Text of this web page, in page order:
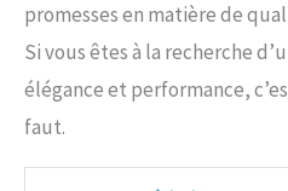
promesses en matière de
Si vous êtes à la recherche
élégance et performance,
faut.